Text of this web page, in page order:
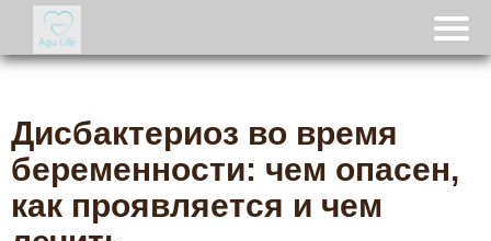
Дисбактериоз во время
беременности: чем опасен,
как проявляется и чем